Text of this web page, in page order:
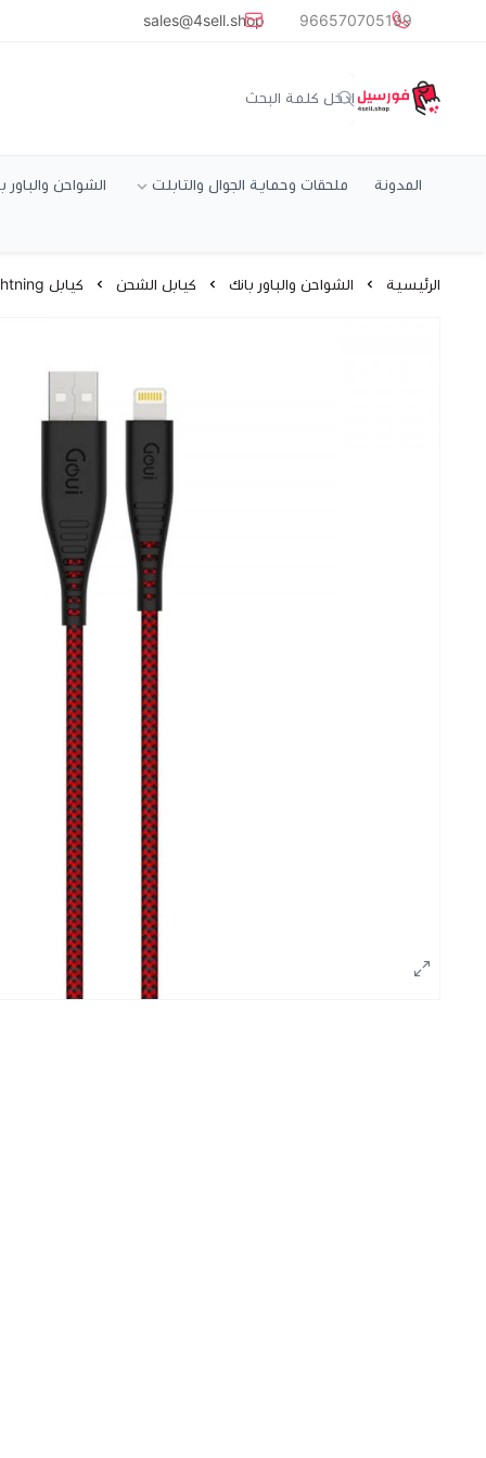
common.titles.skip_to_main_content
966570705199
sales@4sell.shop
متجر فورسيل
المدونة ملحقات وحماية الجوال والتابلت الشواحن والباور
الرئيسية الشواحن والباور بانك كيابل الشحن كيابل Lightning للايفون